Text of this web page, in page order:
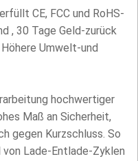
CE, FCC und RoHS-
, 30 Tage Geld-zurück
Umwelt-und
hochwertiger
Maß an Sicherheit,
gegen Kurzschluss. So
von Lade-Entlade-Zyklen